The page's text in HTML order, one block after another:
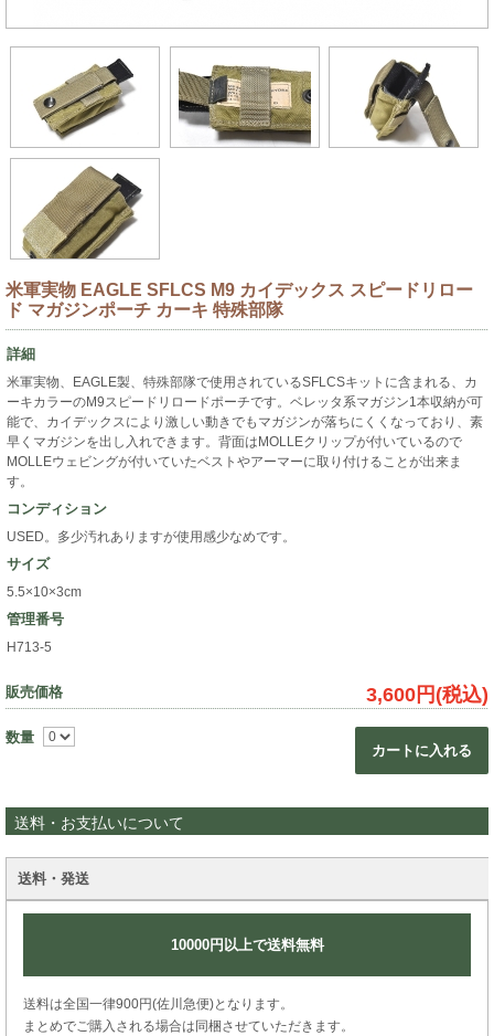
米軍実物 EAGLE SFLCS M9 カイデックス スピードリロー
ド マガジンポーチ カーキ 特殊部隊
詳細
米軍実物、EAGLE製、特殊部隊で使用されているSFLCSキットに含まれる、カ
ーキカラーのM9スピードリロードポーチです。ベレッタ系マガジン1本収納が可
能で、カイデックスにより激しい動きでもマガジンが落ちにくくなっており、素
早くマガジンを出し入れできます。背面はMOLLEクリップが付いているので
MOLLEウェビングが付いていたベストやアーマーに取り付けることが出来ま
す。
コンディション
USED。多少汚れありますが使用感少なめです。
サイズ
5.5×10×3cm
管理番号
H713-5
販売価格 3,600円(税込)
数量
カートに入れる
送料・お支払いについて
送料・発送
10000円以上で送料無料
送料は全国一律900円(佐川急便)となります。
まとめでご購入される場合は同梱させていただきます。